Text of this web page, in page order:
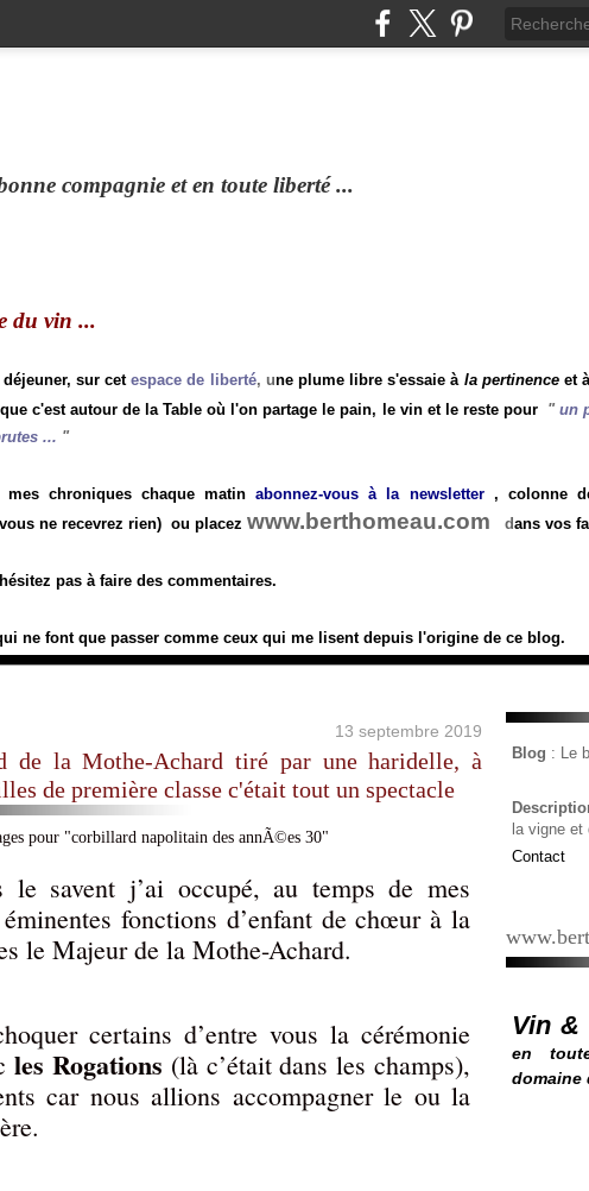
compagnie et en toute liberté ...
du vin ...
déjeuner, sur cetespace de liberté, une plume libre s'essaie à la pertinenceet
c'est autour de la Table où l'on partage le pain, le vin et le reste pour "un
... "
mes chroniques chaque matinabonnez-vous à la newsletter, colonne
ne recevrez rien) ou placez www.berthomeau.com dans vos
pas à faire des commentaires.
ne font que passer comme ceux qui me lisent depuis l'origine de ce blog.
13 septembre 2019
de la Mothe-Achard tiré par une haridelle, à
de première classe c'était tout un spectacle
le savent j’ai occupé, au temps de mes
fonctions d’enfant de chœur à la
le Majeur de la Mothe-Achard.
certains d’entre vous la cérémonie
les Rogations (là c’était dans les champs),
car nous allions accompagner le ou la
Blog : Le
la vigne et
Contact
Vin &
en
domaine